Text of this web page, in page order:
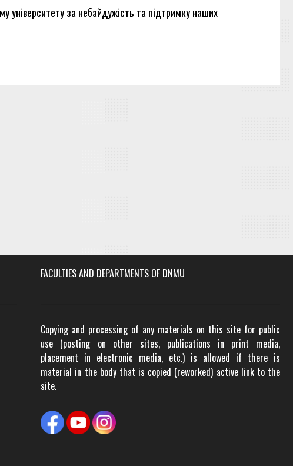
університету за небайдужість та підтримку наших
FACULTIES AND DEPARTMENTS OF DNMU
Copying and processing of any materials on this site for public
use (posting on other sites, publications in print media,
placement in electronic media, etc.) is allowed if there is
material in the body that is copied (reworked) active link to the
site.